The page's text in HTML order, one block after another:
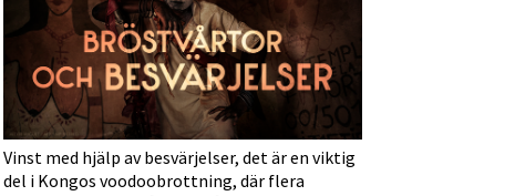
Vinst med hjälp av besvärjelser, det är en viktig
del i Kongos voodoobrottning, där flera